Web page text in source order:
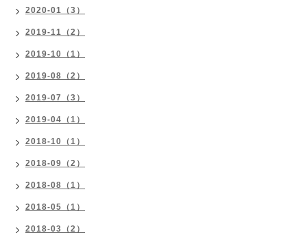
2020-01（3）
2019-11（2）
2019-10（1）
2019-08（2）
2019-07（3）
2019-04（1）
2018-10（1）
2018-09（2）
2018-08（1）
2018-05（1）
2018-03（2）